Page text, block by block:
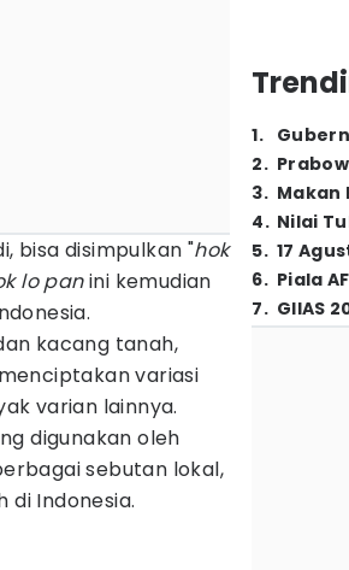
bisa disimpulkan "hok
lo panini kemudian
kacang tanah,
variasi
varian lainnya.
digunakan oleh
sebutan lokal,
Indonesia.
1.
2.
3. Makan
4. Nilai
5. 17
6. Piala
7. GIIAS